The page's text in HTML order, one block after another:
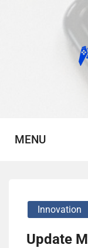
MENU
Innovation
Update